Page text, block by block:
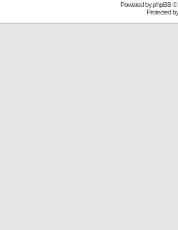
Powered byphpBB©
Protected